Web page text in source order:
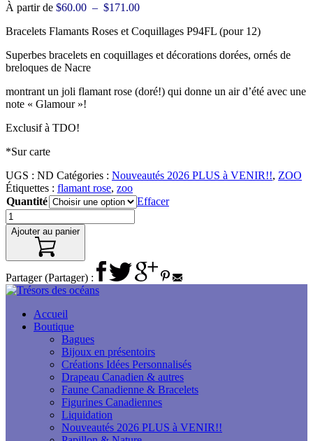
À partir de $60.00 – $171.00Plage
prix :
à
Bracelets Flamants Roses et Coquillages P94FL (pour 12)
Superbes bracelets en coquillages et décorations dorées, ornés de
breloques de Nacre
montrant un joli flamant rose (doré!) qui donne un air d’été avec une
note « Glamour »!
Exclusif à TDO!
*Sur carte
UGS : ND Catégories : Nouveautés 2026 PLUS à VENIR!!, ZOO
Étiquettes : flamant rose, zoo
Quantité
Effacer
Ajouter au panier
Partager (Partager) :
Accueil
Boutique
Bagues
Bijoux en présentoirs
Créations Idées Personnalisés
Drapeau Canadien & autres
Faune Canadienne & Bracelets
Figurines Canadiennes
Liquidation
Nouveautés 2026 PLUS à VENIR!!